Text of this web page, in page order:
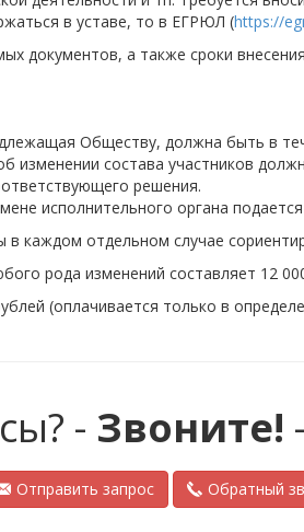
в уставе, то в ЕГРЮЛ (https://
документов, а также сроки
Обществу, должна быть в
изменении состава участников
решения.
исполнительного органа
в каждом отдельном случае
рода изменений составляет 12
(оплачивается только в
- Звоните! -
Отправить запрос Обратный